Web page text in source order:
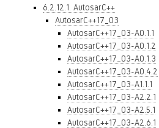
6.2.12.1. AutosarC++
AutosarC++17_03
AutosarC++17_03-A0.1.1
AutosarC++17_03-A0.1.2
AutosarC++17_03-A0.1.3
AutosarC++17_03-A0.4.2
AutosarC++17_03-A1.1.1
AutosarC++17_03-A2.2.1
AutosarC++17_03-A2.5.1
AutosarC++17_03-A2.6.1